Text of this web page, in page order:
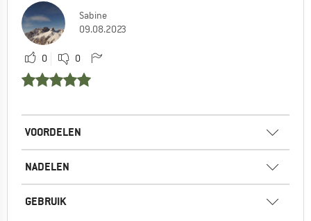
Sabine
09.08.2023
0 0
VOORDELEN
NADELEN
GEBRUIK